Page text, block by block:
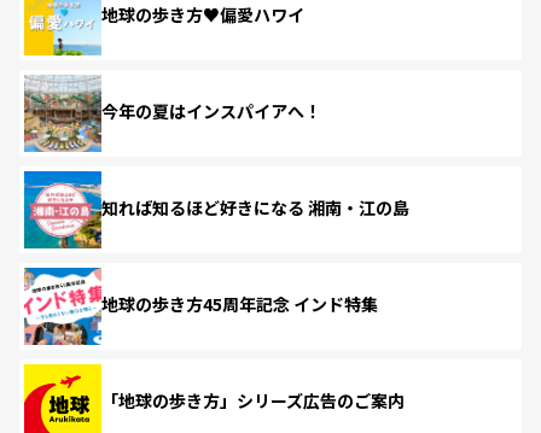
地球の歩き方♥偏愛ハワイ
今年の夏はインスパイアへ！
知れば知るほど好きになる 湘南・江の島
地球の歩き方45周年記念 インド特集
「地球の歩き方」シリーズ広告のご案内